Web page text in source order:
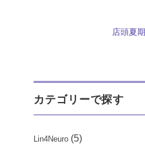
店頭夏
カテゴリーで探す
Lin4Neuro (5)